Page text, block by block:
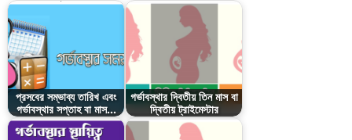
প্রসবের সম্ভাব্য তারিখ এবং
গর্ভাবস্থার সপ্তাহ বা মাস…
গর্ভাবস্থার দ্বিতীয় তিন মাস বা
দ্বিতীয় ট্রাইমেস্টার